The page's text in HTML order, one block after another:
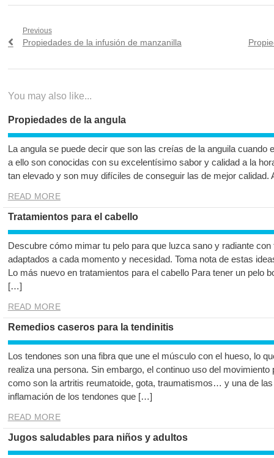
Navegación
Previous
Previous
Propiedades de la infusión de manzanilla
Next
You may also like...
Propiedades de la angula
La angula se puede decir que son las creías de la anguila cuando
a ello son conocidas con su excelentísimo sabor y calidad a la
tan elevado y son muy difíciles de conseguir las de mejor
READ MORE
Tratamientos para el cabello
Descubre cómo mimar tu pelo para que luzca sano y radiante
adaptados a cada momento y necesidad. Toma nota de estas
Lo más nuevo en tratamientos para el cabello Para tener un pelo
[…]
READ MORE
Remedios caseros para la tendinitis
Los tendones son una fibra que une el músculo con el hueso, lo
realiza una persona. Sin embargo, el continuo uso del
como son la artritis reumatoide, gota, traumatismos… y una de
inflamación de los tendones que […]
READ MORE
Jugos saludables para niños y adultos